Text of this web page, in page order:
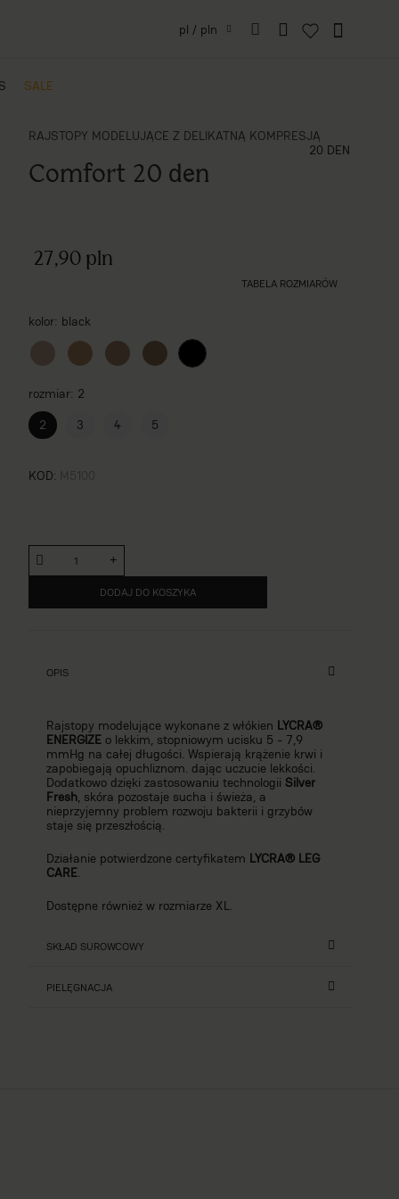
pl / pln
SALE
Comfort 20 den
TABELA ROZMIARÓW
27,90 pln
kolor black
rozmiar 2
2
3 4 5
KOD
RAJSTOPY MODELUJĄCE Z DELIKATNĄ KOMPRESJĄ
20 DEN
DODAJ DO KOSZYKA
OPIS
Rajstopy modelujące wykonane z włókien LYCRA®
ENERGIZEo lekkim, stopniowym ucisku 5 - 7,9
mmHg na całej długości. Wspierają krążenie krwi i
zapobiegają opuchliznom. dając uczucie lekkości.
Dodatkowo dzięki zastosowaniu technologii Silver
Fresh, skóra pozostaje sucha i świeża, a
nieprzyjemny problem rozwoju bakterii i grzybów
staje się przeszłością.
Działanie potwierdzone certyfikatem LYCRA® LEG
CARE.
Dostępne również w rozmiarze XL.
SKŁAD SUROWCOWY
PIELĘGNACJA